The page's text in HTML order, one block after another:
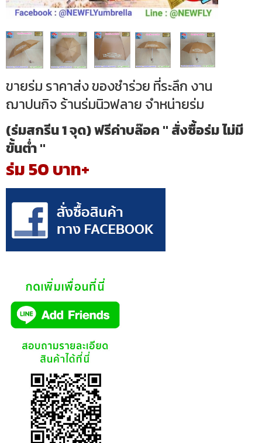
ขายร่ม ราคาส่ง ของชำร่วย ที่ระลึก งาน
ฌาปนกิจ ร้านร่มนิวฟลาย จำหน่ายร่ม
(ร่มสกรีน 1 จุด) ฟรีค่าบล๊อค " สั่งซื้อร่ม ไม่มี
ขั้นต่ำ "
ร่ม 50 บาท+